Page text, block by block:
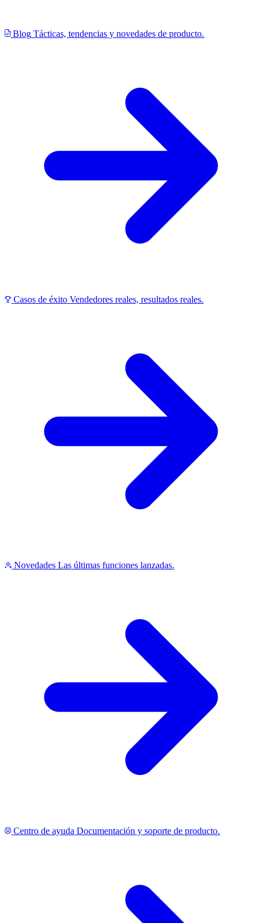
Blog Tácticas, tendencias y novedades de producto.
Casos de éxito Vendedores reales, resultados reales.
Novedades Las últimas funciones lanzadas.
Centro de ayuda Documentación y soporte de producto.